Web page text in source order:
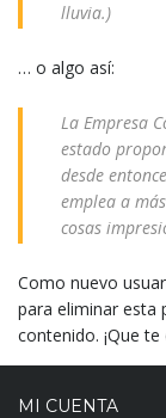
lluvia.)
… o algo así:
La Empresa
estado
desde
emplea a
cosas
Como nuevo
para eliminar esta
contenido. ¡Que te
MI CUENTA